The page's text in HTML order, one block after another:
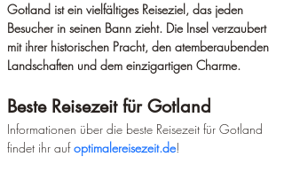
Gotland ist ein vielfältiges Reiseziel, das jeden
Besucher in seinen Bann zieht. Die Insel verzaubert
mit ihrer historischen Pracht, den atemberaubenden
Landschaften und dem einzigartigen Charme.
Beste Reisezeit für Gotland
Informationen über die beste Reisezeit für Gotland
findet ihr auf optimalereisezeit.de!